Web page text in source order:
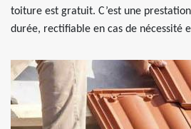
toiture est gratuit. C’est une
durée, rectifiable en cas de nécessité